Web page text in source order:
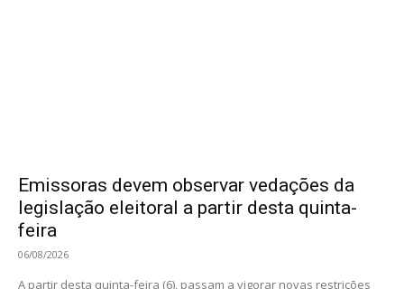
Emissoras devem observar vedações da
legislação eleitoral a partir desta quinta-
feira
06/08/2026
A partir desta quinta-feira (6), passam a vigorar novas restrições